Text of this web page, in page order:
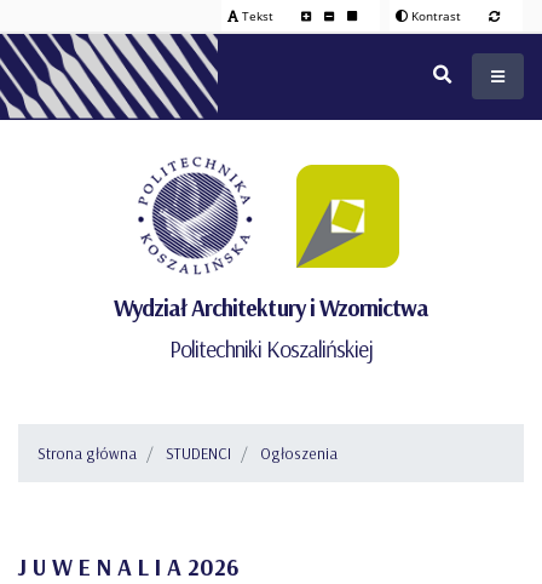
Tekst Kontrast
Wydział Architektury i Wzornictwa
Politechniki Koszalińskiej
Strona główna STUDENCI Ogłoszenia
J U W E N A L I A 2026